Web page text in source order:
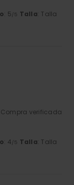
: 5/5 Talla: Talla
Compra verificada
: 4/5 Talla: Talla